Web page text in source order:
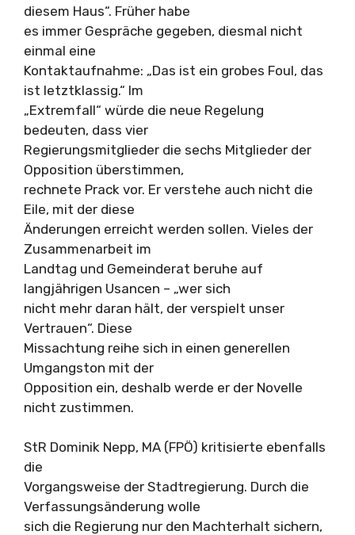
diesem Haus“. Früher habe
es immer Gespräche gegeben, diesmal nicht
einmal eine
Kontaktaufnahme: „Das ist ein grobes Foul, das
ist letztklassig.“ Im
„Extremfall“ würde die neue Regelung
bedeuten, dass vier
Regierungsmitglieder die sechs Mitglieder der
Opposition überstimmen,
rechnete Prack vor. Er verstehe auch nicht die
Eile, mit der diese
Änderungen erreicht werden sollen. Vieles der
Zusammenarbeit im
Landtag und Gemeinderat beruhe auf
langjährigen Usancen – „wer sich
nicht mehr daran hält, der verspielt unser
Vertrauen“. Diese
Missachtung reihe sich in einen generellen
Umgangston mit der
Opposition ein, deshalb werde er der Novelle
nicht zustimmen.
StR Dominik Nepp, MA (FPÖ) kritisierte ebenfalls
die
Vorgangsweise der Stadtregierung. Durch die
Verfassungsänderung wolle
sich die Regierung nur den Machterhalt sichern,